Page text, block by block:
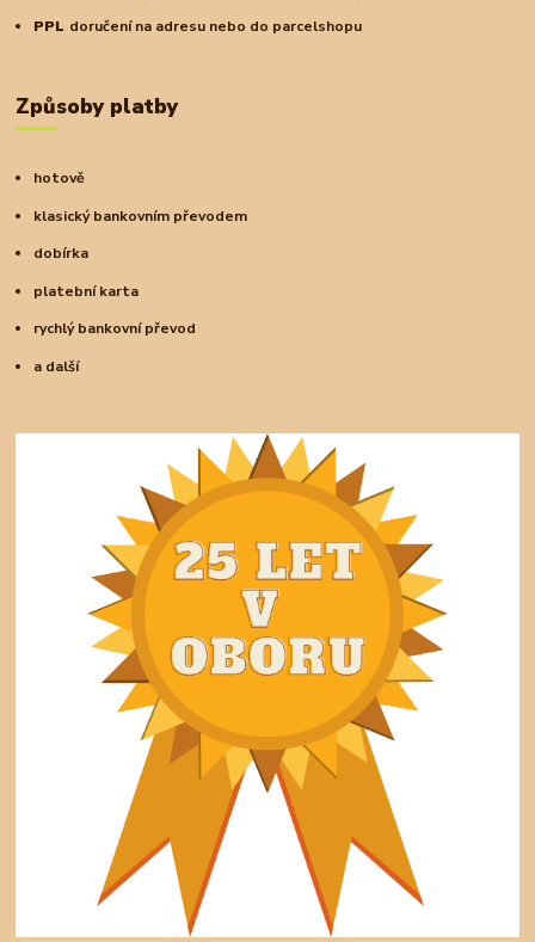
PPL doručení na adresu nebo do parcelshopu
Způsoby platby
hotově
klasický bankovním převodem
dobírka
platební karta
rychlý bankovní převod
a další